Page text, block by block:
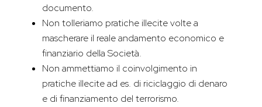
documento.
Non tolleriamo pratiche illecite volte a
mascherare il reale andamento economico e
finanziario della Società.
Non ammettiamo il coinvolgimento in
pratiche illecite ad es. di riciclaggio di denaro
e di finanziamento del terrorismo.